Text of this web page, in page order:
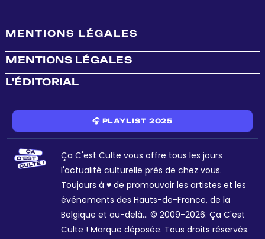
MENTIONS LÉGALES
MENTIONS LÉGALES
L'ÉDITORIAL
🎧 PLAYLIST 2025
Ça C'est Culte vous offre tous les jours
l'actualité culturelle près de chez vous.
Toujours à ♥ de promouvoir les artistes et les
événements des Hauts-de-France, de la
Belgique et au-delà... © 2009-2026. Ça C'est
Culte ! Marque déposée. Tous droits réservés.